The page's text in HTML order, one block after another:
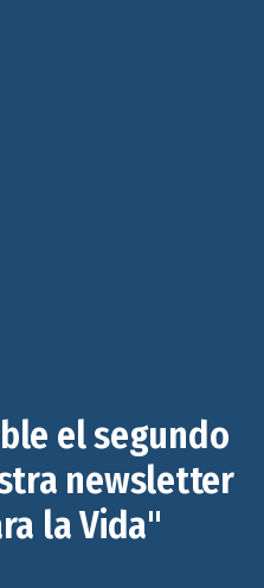
el segundo
newsletter
la Vida"